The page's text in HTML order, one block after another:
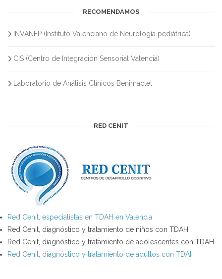
RECOMENDAMOS
INVANEP (Instituto Valenciano de Neurología pediátrica)
CIS (Centro de Integración Sensorial Valencia)
Laboratorio de Análisis Clínicos Benimaclet
RED CENIT
Red Cenit, especialistas en TDAH en Valencia
Red Cenit, diagnóstico y tratamiento de niños con TDAH
Red Cenit, diagnóstico y tratamiento de adolescentes con TDAH
Red Cenit, diagnóstico y tratamiento de adultos con TDAH